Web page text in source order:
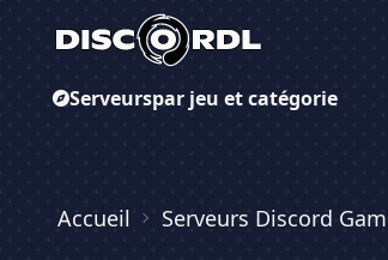
Serveurspar jeu et catégorie
Accueil Serveurs Discord